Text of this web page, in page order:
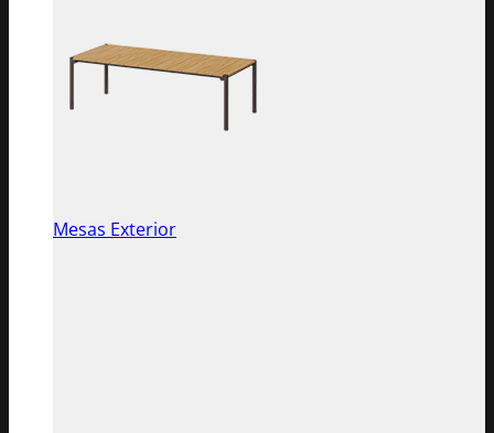
Mesas Exterior